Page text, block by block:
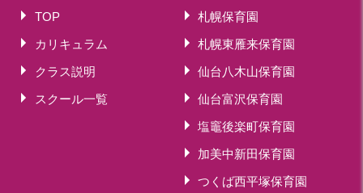
TOP
カリキュラム
クラス説明
スクール一覧
札幌保育園
札幌東雁来保育園
仙台八木山保育園
仙台富沢保育園
塩竈後楽町保育園
加美中新田保育園
つくば西平塚保育園